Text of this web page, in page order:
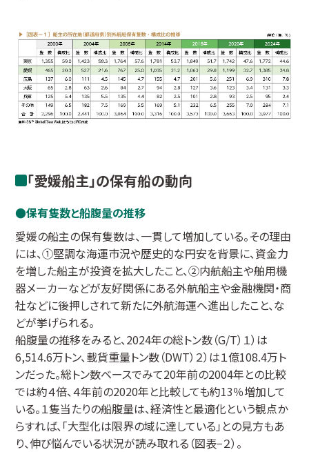
「愛媛船主」の保有船の動向
保有隻数と船腹量の推移
愛媛の船主の保有隻数は、一貫して増加している。その理由
には、①堅調な海運市況や歴史的な円安を背景に、資金力
を増した船主が投資を拡大したこと、②内航船主や舶用機
器メーカーなどが友好関係にある外航船主や金融機関・商
社などに後押しされて新たに外航海運へ進出したこと、な
どが挙げられる。
船腹量の推移をみると、2024年の総トン数（G/T）１）は
6,514.6万トン、載貨重量トン数（DWT）２）は１億108.4万ト
ンだった。総トン数ベースでみて20年前の2004年との比較
では約４倍、４年前の2020年と比較しても約13％増加して
いる。１隻当たりの船腹量は、経済性と最適化という観点か
らすれば、「大型化は限界の域に達している」との見方もあ
り、伸び悩んでいる状況が読み取れる（図表−２）。